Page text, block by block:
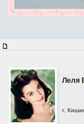
Леля
г.